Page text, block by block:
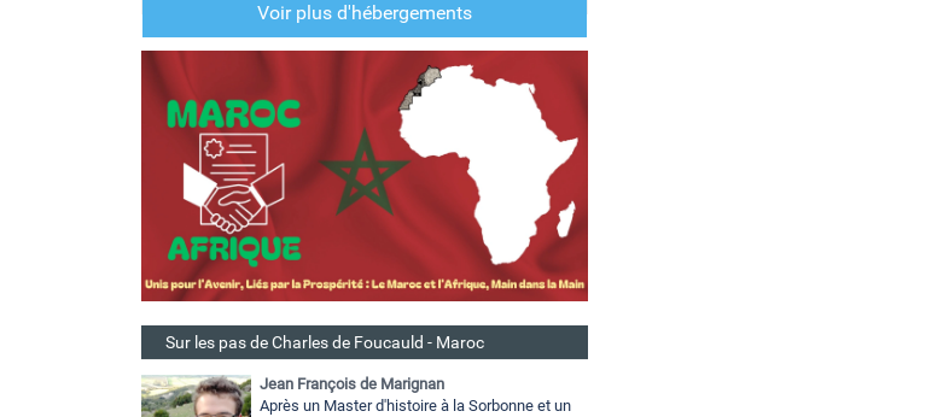
Voir plus d'hébergements
Sur les pas de Charles de Foucauld - Maroc
Jean François de Marignan
Après un Master d'histoire à la Sorbonne et un